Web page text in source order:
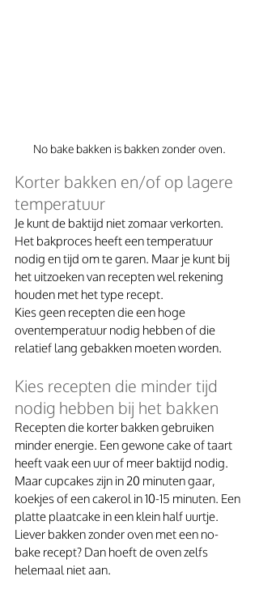
No bake bakken is bakken zonder oven.
Korter bakken en/of op lagere
temperatuur
Je kunt de baktijd niet zomaar verkorten.
Het bakproces heeft een temperatuur
nodig en tijd om te garen. Maar je kunt bij
het uitzoeken van recepten wel rekening
houden met het type recept.
Kies geen recepten die een hoge
oventemperatuur nodig hebben of die
relatief lang gebakken moeten worden.
Kies recepten die minder tijd
nodig hebben bij het bakken
Recepten die korter bakken gebruiken
minder energie. Een gewone cake of taart
heeft vaak een uur of meer baktijd nodig.
Maar cupcakes zijn in 20 minuten gaar,
koekjes of een cakerol in 10-15 minuten. Een
platte plaatcake in een klein half uurtje.
Liever bakken zonder oven met een no-
bake recept? Dan hoeft de oven zelfs
helemaal niet aan.